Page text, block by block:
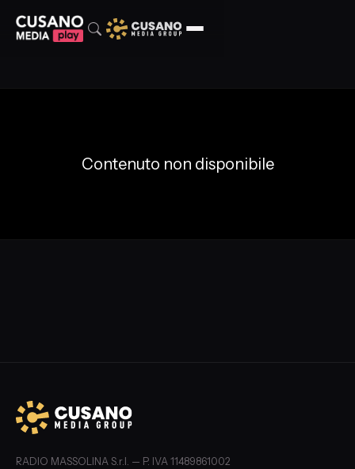
Contenuto non disponibile
RADIO MASSOLINA S.r.l. — P. IVA 11489861002